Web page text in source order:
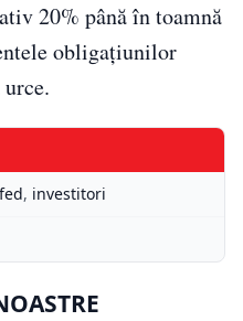
20% până în toamnă
obligațiunilor
fed, investitori